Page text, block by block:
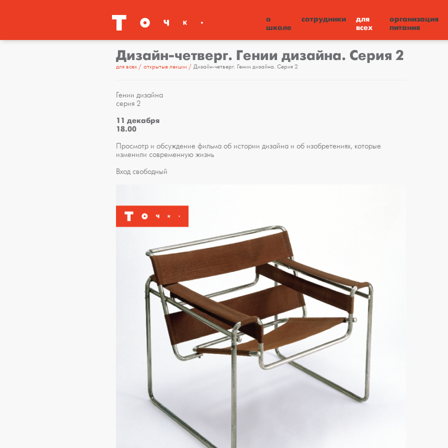
о
школе
сотрудники
для
всех
организация
питания
Дизайн-четверг. Гении дизайна. Серия 2
для всех открытые лекции Дизайн-четверг. Гении дизайна. Серия 2
Гении дизайна
серия 2
11 декабря
18.00
Просмотр и обсуждение фильма об истории дизайна и об изобретениях, которые
изменили современную жизнь
Вход свободный